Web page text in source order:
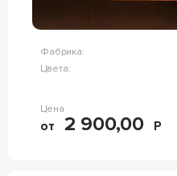
Фабрика:
Цвета:
Цена
от 2 900,00 Р